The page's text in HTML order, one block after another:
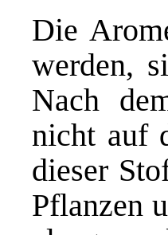
Die
werden,
Nach
nicht auf
dieser
Pflanzen